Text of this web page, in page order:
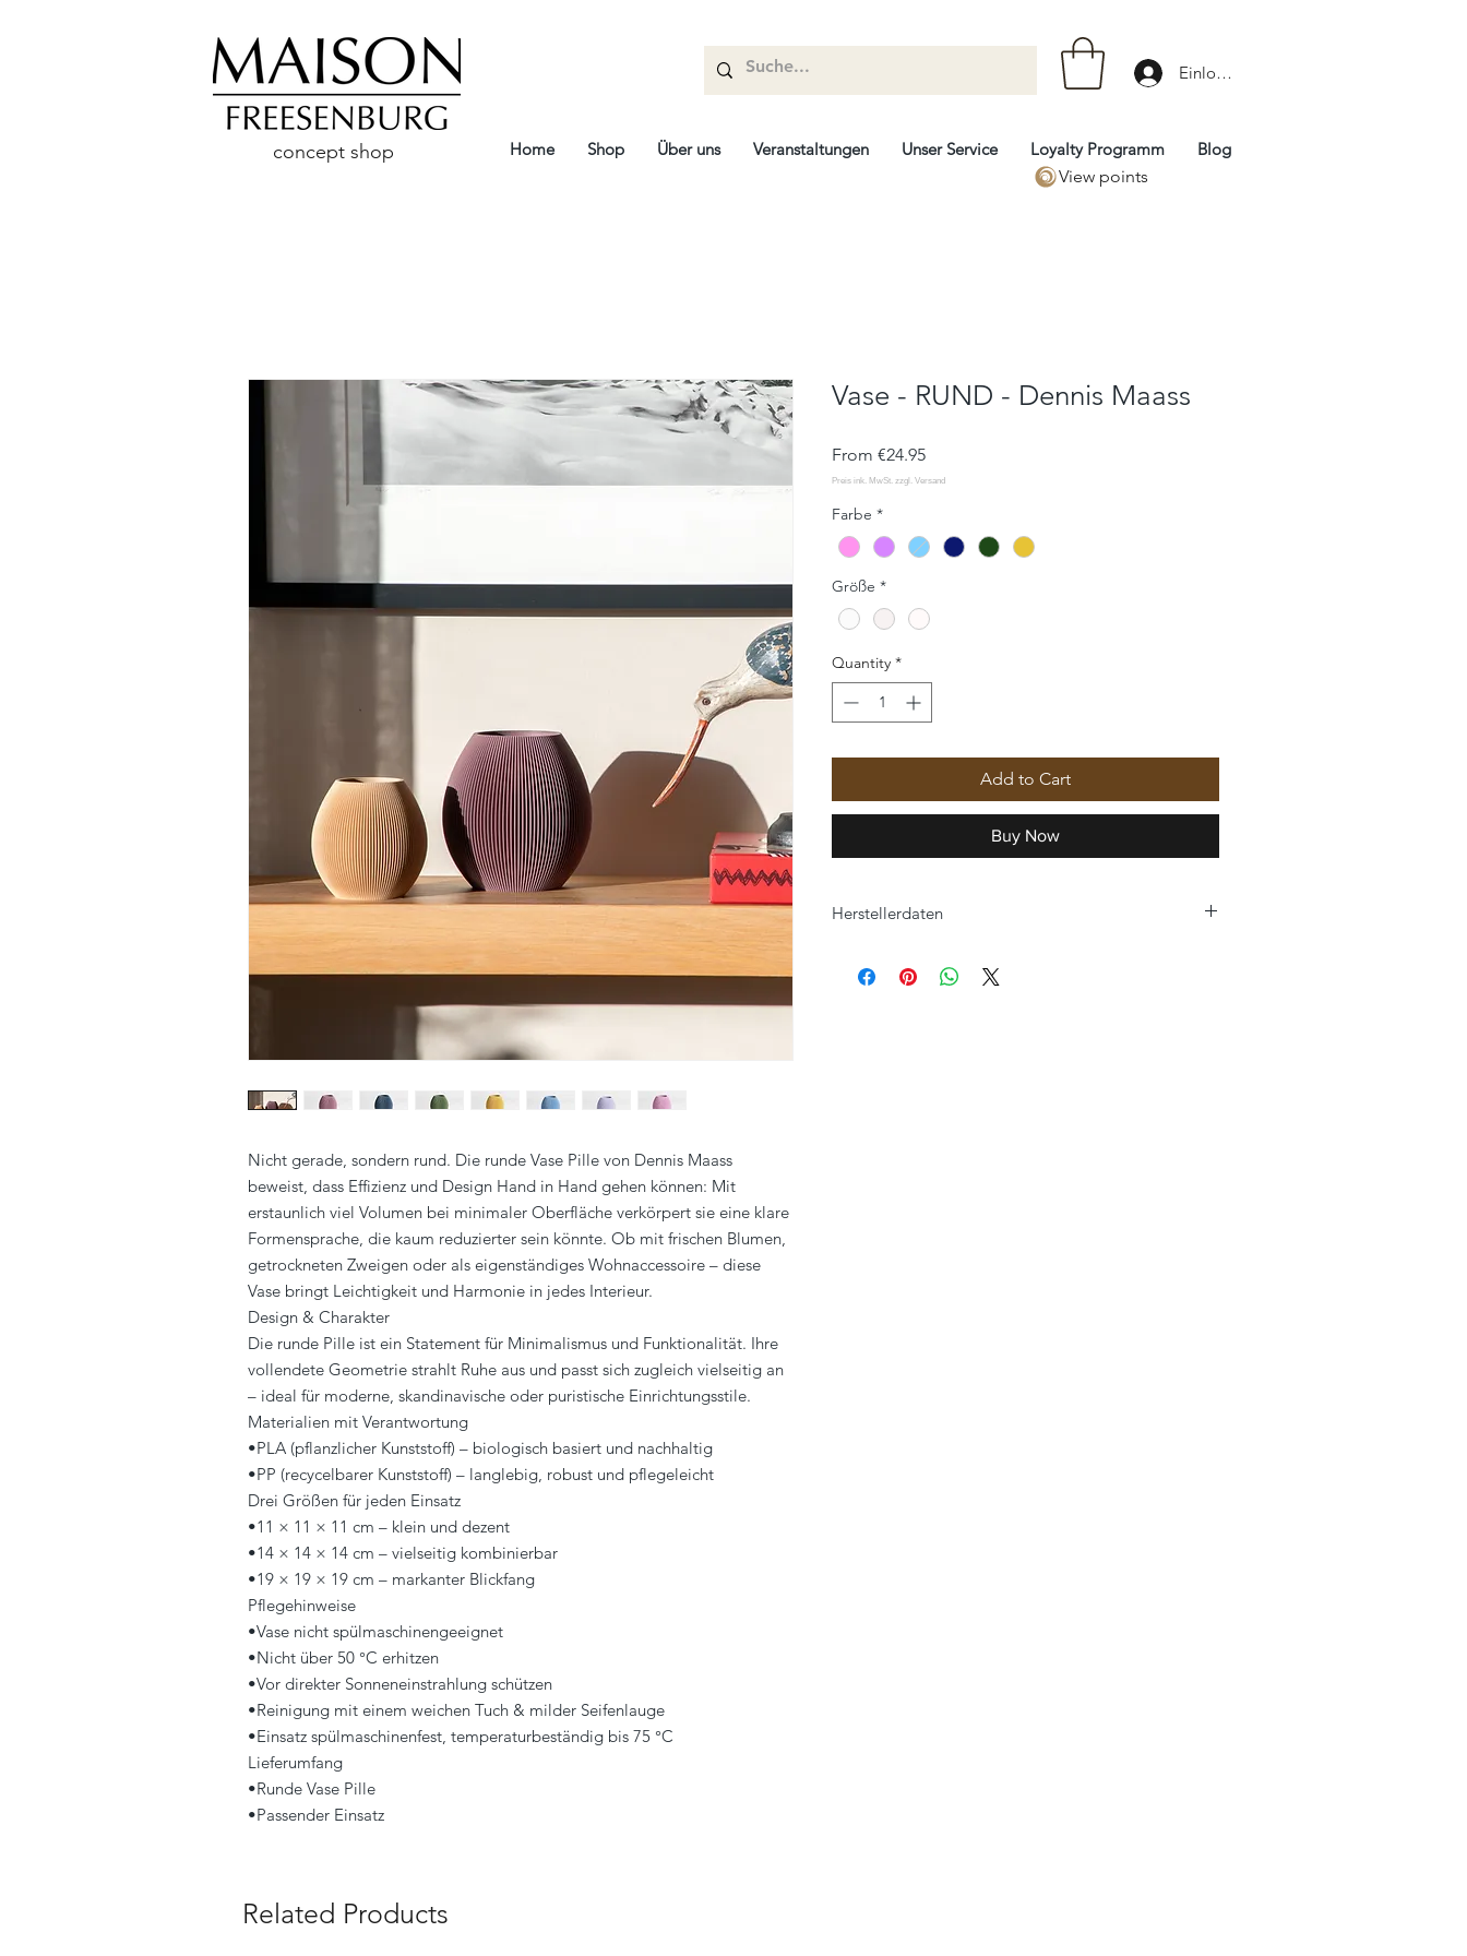
concept shop
Einloggen
Home Shop Über uns Veranstaltungen Unser Service Loyalty Programm
Blog
View points
Nicht gerade, sondern rund. Die runde Vase Pille von Dennis Maass
beweist, dass Effizienz und Design Hand in Hand gehen können: Mit
erstaunlich viel Volumen bei minimaler Oberfläche verkörpert sie eine klare
Formensprache, die kaum reduzierter sein könnte. Ob mit frischen Blumen,
getrockneten Zweigen oder als eigenständiges Wohnaccessoire – diese
Vase bringt Leichtigkeit und Harmonie in jedes Interieur.
Design & Charakter
Die runde Pille ist ein Statement für Minimalismus und Funktionalität. Ihre
vollendete Geometrie strahlt Ruhe aus und passt sich zugleich vielseitig an
– ideal für moderne, skandinavische oder puristische Einrichtungsstile.
Materialien mit Verantwortung
•PLA (pflanzlicher Kunststoff) – biologisch basiert und nachhaltig
•PP (recycelbarer Kunststoff) – langlebig, robust und pflegeleicht
Drei Größen für jeden Einsatz
•11 × 11 × 11 cm – klein und dezent
•14 × 14 × 14 cm – vielseitig kombinierbar
•19 × 19 × 19 cm – markanter Blickfang
Pflegehinweise
•Vase nicht spülmaschinengeeignet
•Nicht über 50 °C erhitzen
•Vor direkter Sonneneinstrahlung schützen
•Reinigung mit einem weichen Tuch & milder Seifenlauge
•Einsatz spülmaschinenfest, temperaturbeständig bis 75 °C
Lieferumfang
•Runde Vase Pille
•Passender Einsatz
Vase - RUND - Dennis Maass
From €24.95Sale
Price
Farbe *
Größe *
Quantity *
Add to Cart
Buy Now
Herstellerdaten
Related Products